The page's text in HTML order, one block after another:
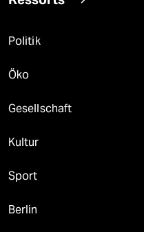
Politik
Öko
Gesellschaft
Kultur
Sport
Berlin